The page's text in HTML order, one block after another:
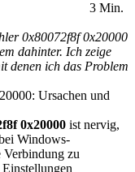
3 Min.
0x80072f8f 0x20000
dahinter. Ich zeige
denen ich das Problem
Ursachen und
0x20000 ist nervig,
Windows-
Verbindung zu